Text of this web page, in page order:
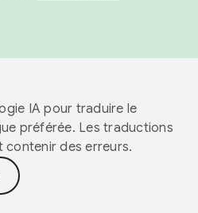
IA pour traduire le
préférée. Les traductions
contenir des erreurs.